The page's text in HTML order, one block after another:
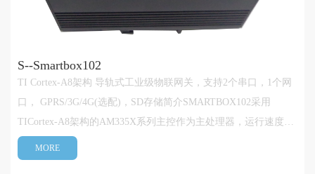
S--Smartbox102
TI Cortex-A8架构 导轨式工业级物联网关，支持2个串口，1个网
口， GPRS/3G/4G(选配)，SD存储简介SMARTBOX102采用
TICortex-A8架构的AM335X系列主控作为主处理器，运行速度最
大可达1GHz，支持1个10/100M自适应工业以太网、2个
RS232/485串行通讯接口、1路GPRS/3G/4G接口(选装)、大容量
MORE